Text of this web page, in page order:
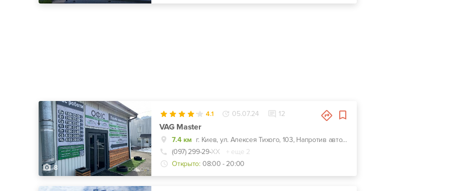
8
4.1 05.07.24 12
VAG Master
7.4 км
г. Киев, ул. Алексея Тихого, 103, Напротив автозаправки KLO
(097) 299-29-ХХ
+ еще 2
Открыто: 08:00 - 20:00